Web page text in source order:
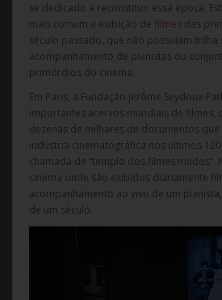
se dedicado a reconstituir essa época.
mais comum a exibição de filmes das
século passado, que não possuíam trilha
acompanhamento de pianistas ou
primórdios do cinema.
Em Paris, a Fundação Jerôme Seydoux-
importantes acervos mundiais de filmes,
dezenas de milhares de documentos
indústria cinematográfica nos últimos
chamada de “templo dos filmes mudos”.
cinema onde são exibidos diariamente
acompanhamento ao vivo de um
de um século.